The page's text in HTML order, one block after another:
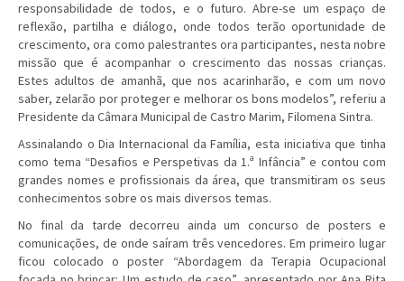
responsabilidade de todos, e o futuro. Abre-se um espaço de
reflexão, partilha e diálogo, onde todos terão oportunidade de
crescimento, ora como palestrantes ora participantes, nesta nobre
missão que é acompanhar o crescimento das nossas crianças.
Estes adultos de amanhã, que nos acarinharão, e com um novo
saber, zelarão por proteger e melhorar os bons modelos”, referiu a
Presidente da Câmara Municipal de Castro Marim, Filomena Sintra.
Assinalando o Dia Internacional da Família, esta iniciativa que tinha
como tema “Desafios e Perspetivas da 1.ª Infância” e contou com
grandes nomes e profissionais da área, que transmitiram os seus
conhecimentos sobre os mais diversos temas.
No final da tarde decorreu ainda um concurso de posters e
comunicações, de onde saíram três vencedores. Em primeiro lugar
ficou colocado o poster “Abordagem da Terapia Ocupacional